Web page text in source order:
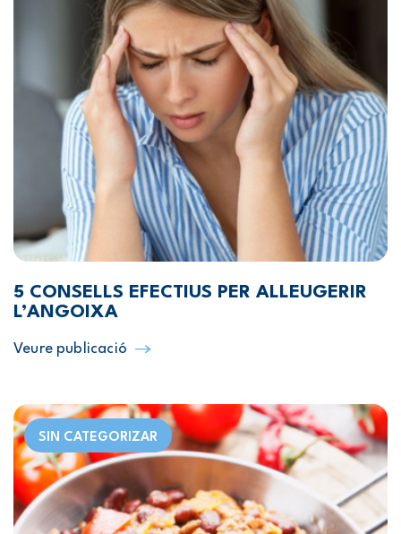
5 CONSELLS EFECTIUS PER ALLEUGERIR
L’ANGOIXA
Veure publicació
SIN CATEGORIZAR